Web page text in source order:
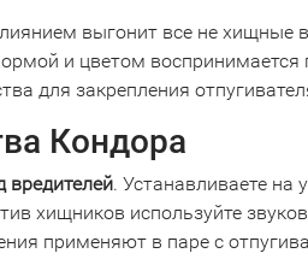
выгонит все не хищные
и цветом воспринимается
для закрепления
Кондора
вредителей. Устанавливаете на
хищников используйте
применяют в паре с